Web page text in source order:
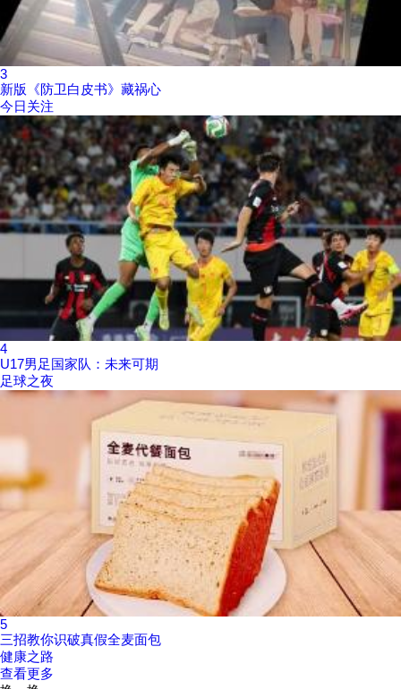
3
新版《防卫白皮书》藏祸心
今日关注
4
U17男足国家队：未来可期
足球之夜
5
三招教你识破真假全麦面包
健康之路
查看更多